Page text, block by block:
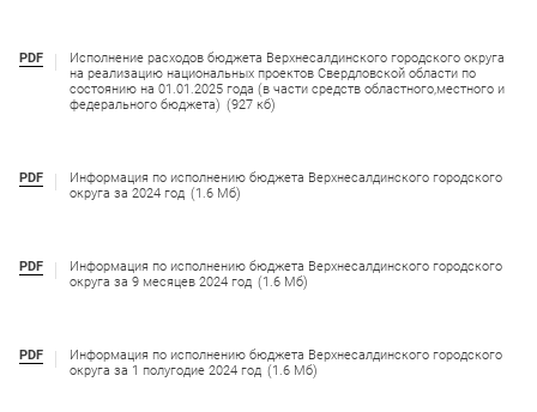
PDF
Исполнение расходов бюджета Верхнесалдинского городского округа
на реализацию национальных проектов Свердловской области по
состоянию на 01.01.2025 года (в части средств областного,местного и
федерального бюджета) (927 кб)
PDF
Информация по исполнению бюджета Верхнесалдинского городского
округа за 2024 год (1.6 Мб)
PDF
Информация по исполнению бюджета Верхнесалдинского городского
округа за 9 месяцев 2024 год (1.6 Мб)
PDF
Информация по исполнению бюджета Верхнесалдинского городского
округа за 1 полугодие 2024 год (1.6 Мб)